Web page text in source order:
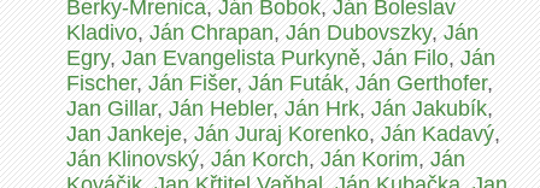
Berky-Mrenica,Ján Bobok,Ján Boleslav
Kladivo,Ján Chrapan,Ján Dubovszky,Ján
Egry,Jan Evangelista Purkyně,Ján Filo,Ján
Fischer,Ján Fišer,Ján Futák,Ján Gerthofer,
Jan Gillar,Ján Hebler,Ján Hrk,Ján Jakubík,
Jan Jankeje,Ján Juraj Korenko,Ján Kadavý,
Ján Klinovský,Ján Korch,Ján Korim,Ján